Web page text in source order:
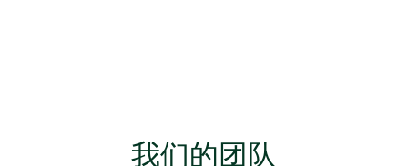
我们的团队